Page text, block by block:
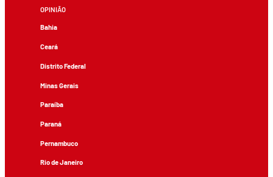
OPINIÃO
Bahia
Ceará
Distrito Federal
Minas Gerais
Paraíba
Paraná
Pernambuco
Rio de Janeiro